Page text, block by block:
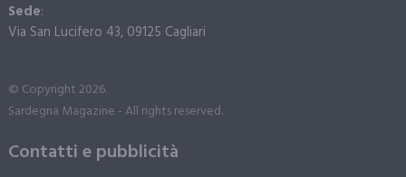
Sede:
Via San Lucifero 43, 09125 Cagliari
© Copyright 2026.
Sardegna Magazine - All rights reserved.
Contatti e pubblicità